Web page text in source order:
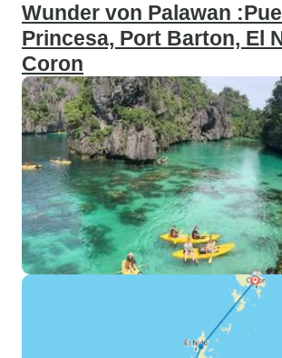
Wunder von Palawan
Princesa, Port Barton, El
Coron